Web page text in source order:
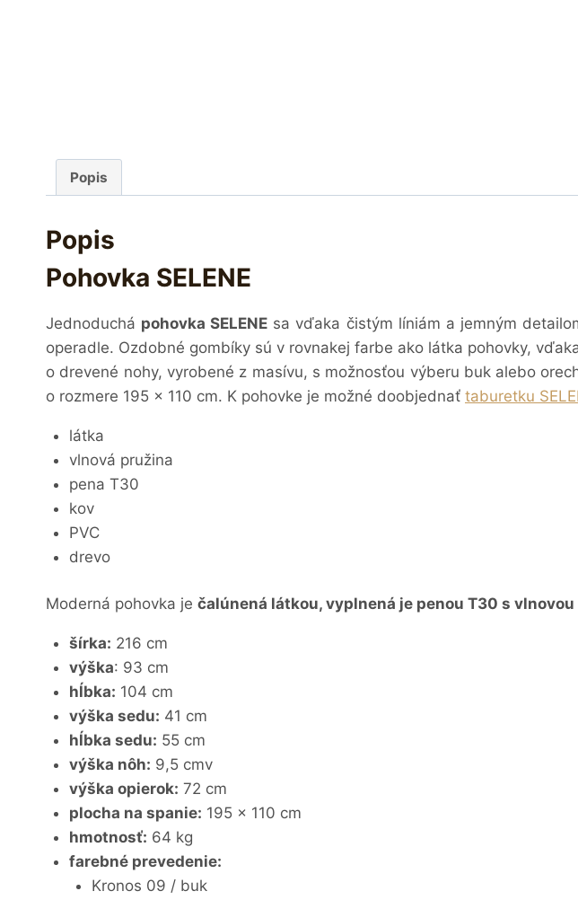
Popis
Popis
Pohovka SELENE
Jednoduchá pohovka SELENE sa vďaka čistým líniám a jemným
operadle. Ozdobné gombíky sú v rovnakej farbe ako látka pohovky,
o drevené nohy, vyrobené z masívu, s možnosťou výberu buk alebo
o rozmere 195 x 110 cm. K pohovke je možné doobjednať taburetku
látka
vlnová pružina
pena T30
kov
PVC
drevo
Moderná pohovka je čalúnená látkou, vyplnená je penou T30 s
šírka: 216 cm
výška: 93 cm
hĺbka: 104 cm
výška sedu: 41 cm
hĺbka sedu: 55 cm
výška nôh: 9,5 cmv
výška opierok: 72 cm
plocha na spanie: 195 x 110 cm
hmotnosť: 64 kg
farebné prevedenie:
Kronos 09 / buk